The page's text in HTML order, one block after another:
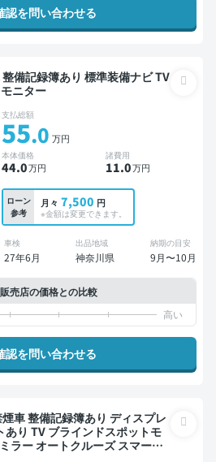
認を問い合わせる
ニター
支払総額
55.0 万円
本体価格
44.0万円
諸費用
11.0万円
ローン
参考
月々 7,500 円
※金額は変更できます。
車検
27年6月
出品地域
神奈川県
納期の目安
9月〜10月
売店の価格との比較
認を問い合わせる
あり TV ブラインドスポットモ
ラー オートクルーズ スマート